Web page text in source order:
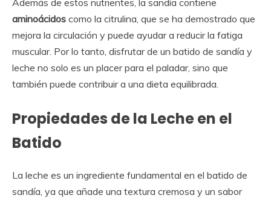
Además de estos nutrientes, la sandía contiene
aminoácidos como la citrulina, que se ha demostrado que
mejora la circulación y puede ayudar a reducir la fatiga
muscular. Por lo tanto, disfrutar de un batido de sandía y
leche no solo es un placer para el paladar, sino que
también puede contribuir a una dieta equilibrada.
Propiedades de la Leche en el
Batido
La leche es un ingrediente fundamental en el batido de
sandía, ya que añade una textura cremosa y un sabor